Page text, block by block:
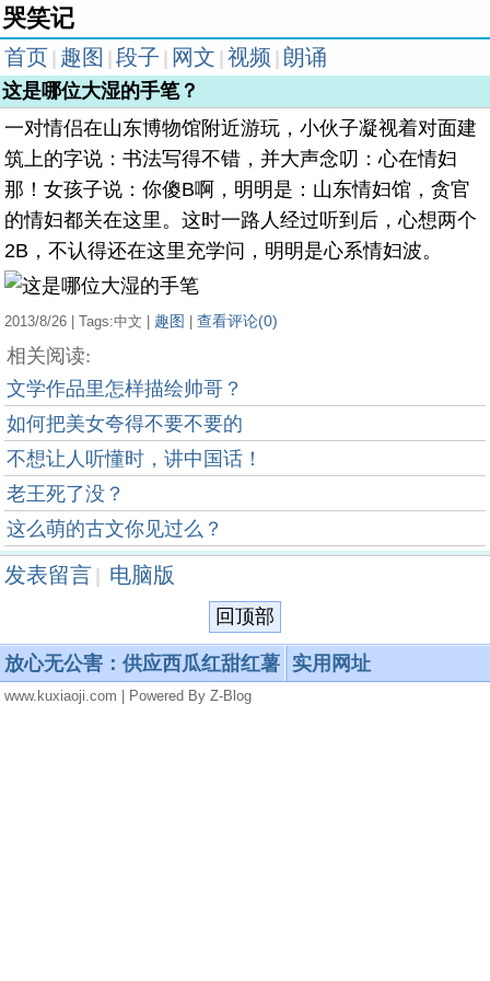
哭笑记
首页 趣图 段子 网文 视频 朗诵
这是哪位大湿的手笔？
一对情侣在山东博物馆附近游玩，小伙子凝视着对面建
筑上的字说：书法写得不错，并大声念叨：心在情妇
那！女孩子说：你傻B啊，明明是：山东情妇馆，贪官
的情妇都关在这里。这时一路人经过听到后，心想两个
2B，不认得还在这里充学问，明明是心系情妇波。
2013/8/26 | Tags:中文 | 趣图 查看评论(0)
相关阅读:
文学作品里怎样描绘帅哥？
如何把美女夸得不要不要的
不想让人听懂时，讲中国话！
老王死了没？
这么萌的古文你见过么？
发表留言 电脑版
回顶部
放心无公害：供应西瓜红甜红薯 实用网址
www.kuxiaoji.com | Powered By Z-Blog